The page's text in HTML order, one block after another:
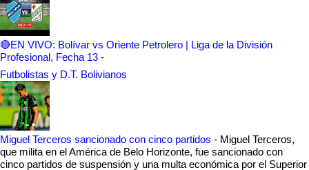
🔴EN VIVO: Bolívar vs Oriente Petrolero | Liga de la División
Profesional, Fecha 13 -
Futbolistas y D.T. Bolivianos
Miguel Terceros sancionado con cinco partidos - Miguel Terceros,
que milita en el América de Belo Horizonte, fue sancionado con
cinco partidos de suspensión y una multa económica por el Superior